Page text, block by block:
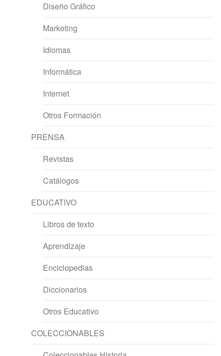
Diseño Gráfico
Marketing
Idiomas
Informática
Internet
Otros Formación
PRENSA
Revistas
Catálogos
EDUCATIVO
Libros de texto
Aprendizaje
Enciclopedias
Diccionarios
Otros Educativo
COLECCIONABLES